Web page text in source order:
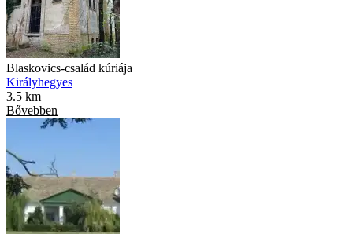
Blaskovics-család kúriája
Királyhegyes
3.5 km
Bővebben